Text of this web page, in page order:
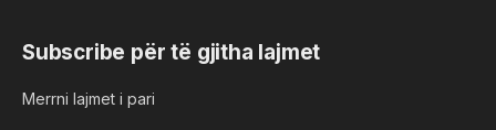
Subscribe për të gjitha lajmet
Merrni lajmet i pari